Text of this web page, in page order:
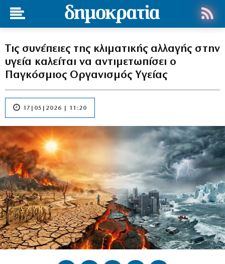
Tις συνέπειες της κλιματικής αλλαγής στην
υγεία καλείται να αντιμετωπίσει ο
Παγκόσμιος Οργανισμός Υγείας
17|05|2026 | 11:20